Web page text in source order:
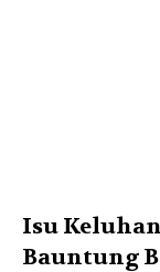
Isu
Bauntung